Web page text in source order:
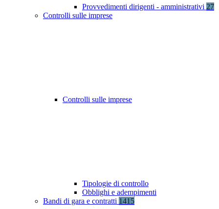
Provvedimenti dirigenti - amministrativi 27
Controlli sulle imprese
Controlli sulle imprese
Tipologie di controllo
Obblighi e adempimenti
Bandi di gara e contratti 1415